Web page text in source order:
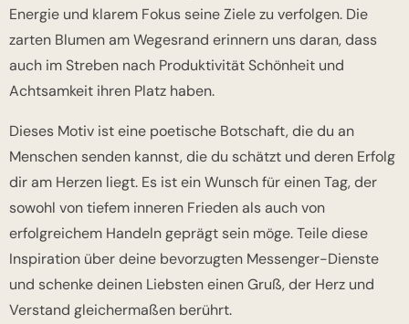
Energie und klarem Fokus seine Ziele zu verfolgen. Die
zarten Blumen am Wegesrand erinnern uns daran, dass
auch im Streben nach Produktivität Schönheit und
Achtsamkeit ihren Platz haben.
Dieses Motiv ist eine poetische Botschaft, die du an
Menschen senden kannst, die du schätzt und deren Erfolg
dir am Herzen liegt. Es ist ein Wunsch für einen Tag, der
sowohl von tiefem inneren Frieden als auch von
erfolgreichem Handeln geprägt sein möge. Teile diese
Inspiration über deine bevorzugten Messenger-Dienste
und schenke deinen Liebsten einen Gruß, der Herz und
Verstand gleichermaßen berührt.